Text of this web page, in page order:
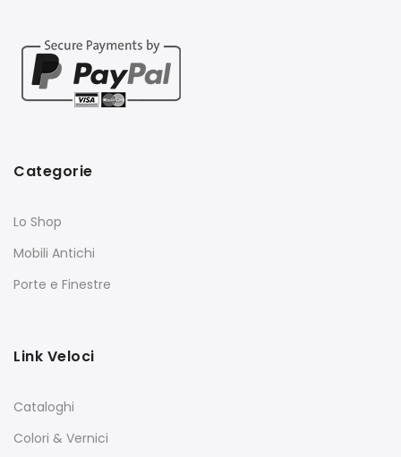
Categorie
Lo Shop
Mobili Antichi
Porte e Finestre
Link Veloci
Cataloghi
Colori & Vernici